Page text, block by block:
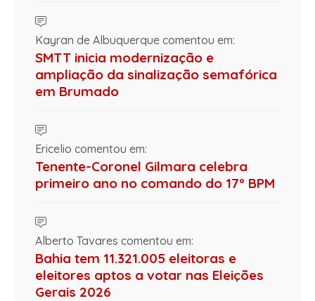
Kayran de Albuquerque comentou em:
SMTT inicia modernização e
ampliação da sinalização semafórica
em Brumado
Ericelio comentou em:
Tenente-Coronel Gilmara celebra
primeiro ano no comando do 17º BPM
Alberto Tavares comentou em:
Bahia tem 11.321.005 eleitoras e
eleitores aptos a votar nas Eleições
Gerais 2026